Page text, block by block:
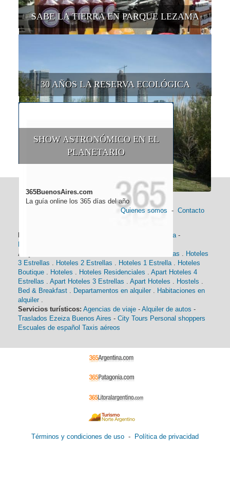
SABE LA TIERRA EN PARQUE LEZAMA
30 AÑOS LA RESERVA ECOLÓGICA
SHOW ASTRONÓMICO EN EL
PLANETARIO
365BuenosAires.com
La guía online los 365 días del año
Quienes somos - Contacto
Historia-
Alojamiento:
Hoteles 4 Estrellas . Hoteles
3 Estrellas . Hoteles 2 Estrellas . Hoteles 1 Estrella. Hoteles
Boutique . Hoteles . Hoteles Residenciales . Apart Hoteles 4
Estrellas . Apart Hoteles 3 Estrellas . Apart Hoteles . Hostels .
Bed & Breakfast . Departamentos en alquiler . Habitaciones en
alquiler .
Servicios turísticos: Agencias de viaje - Alquiler de autos -
Traslados Ezeiza Buenos Aires - City Tours Personal shoppers
Escuales de español Taxis aéreos
Términos y condiciones de uso - Política de privacidad